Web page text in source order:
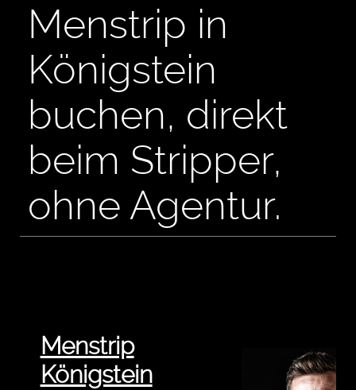
Menstrip in
Königstein
buchen, direkt
beim Stripper,
ohne Agentur.
Menstrip
Königstein